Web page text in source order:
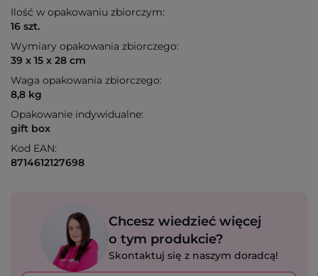
Ilość w opakowaniu zbiorczym:
16 szt.
Wymiary opakowania zbiorczego:
39 x 15 x 28 cm
Waga opakowania zbiorczego:
8,8 kg
Opakowanie indywidualne:
gift box
Kod EAN:
8714612127698
Chcesz wiedzieć więcej
o tym produkcie?
Skontaktuj się z naszym doradcą!